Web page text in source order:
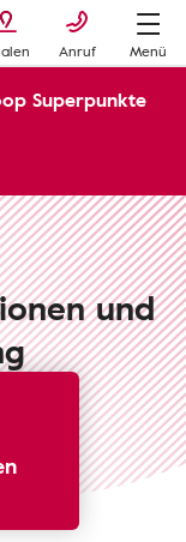
Anruf Menü
Superpunkte
und